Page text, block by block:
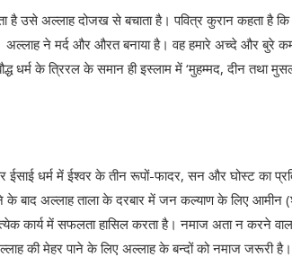
है उसे अल्‍लाह दोजख से बचाता है। पवित्र कुरान कहता है कि
ने मर्द और औरत बनाया है। वह हमारे अच्‍दे और बुरे
धर्म के त्रिरल के समान ही इस्‍लाम में ‘मुहम्‍मद, दीन तथा
ईसाई धर्म में ईश्‍वर के तीन रूपों-फादर, सन और घोस्‍ट का
बाद अल्‍लाह ताला के दरबार में जन कल्‍याण के लिए आमीन
कार्य में सफलता हासिल करता है। नमाज अता न करने
की मेहर पाने के लिए अल्‍लाह के बन्‍दों को नमाज जरूरी है।